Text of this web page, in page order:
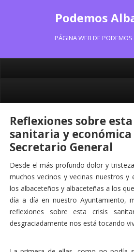
Podemos
PÁGINA WEB DE PODEMOS
Facebook
Instagram
Bluesky
Portavoz Municipal
Consejo Ciudadano Municipal
Actas Consejo Ciudadano
Actas Asamblea Ciudadana
Contacto
Financiación
Reflexiones sobre
sanitaria y
Secretario General
Desde el más profundo dolor y
muchos vecinos y vecinas nuestros y
los albaceteños y albaceteñas a los
día a día en nuestro Ayuntamiento,
reflexiones sobre esta crisis
desgraciadamente nos está tocando